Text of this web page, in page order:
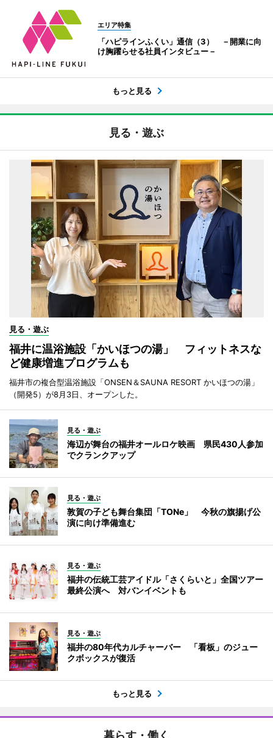
エリア特集
「ハピラインふくい」通信（3） －開業に向
け胸躍らせる社員インタビュー－
もっと見る
見る・遊ぶ
見る・遊ぶ
福井に温浴施設「かいほつの湯」 フィットネスな
ど健康増進プログラムも
福井市の複合型温浴施設「ONSEN＆SAUNA RESORT かいほつの湯」
（開発5）が8月3日、オープンした。
見る・遊ぶ
海辺が舞台の福井オールロケ映画 県民430人参加
でクランクアップ
見る・遊ぶ
敦賀の子ども舞台集団「TONe」 今秋の旗揚げ公
演に向け準備進む
見る・遊ぶ
福井の伝統工芸アイドル「さくらいと」全国ツアー
最終公演へ 対バンイベントも
見る・遊ぶ
福井の80年代カルチャーバー 「看板」のジュー
クボックスが復活
もっと見る
暮らす・働く